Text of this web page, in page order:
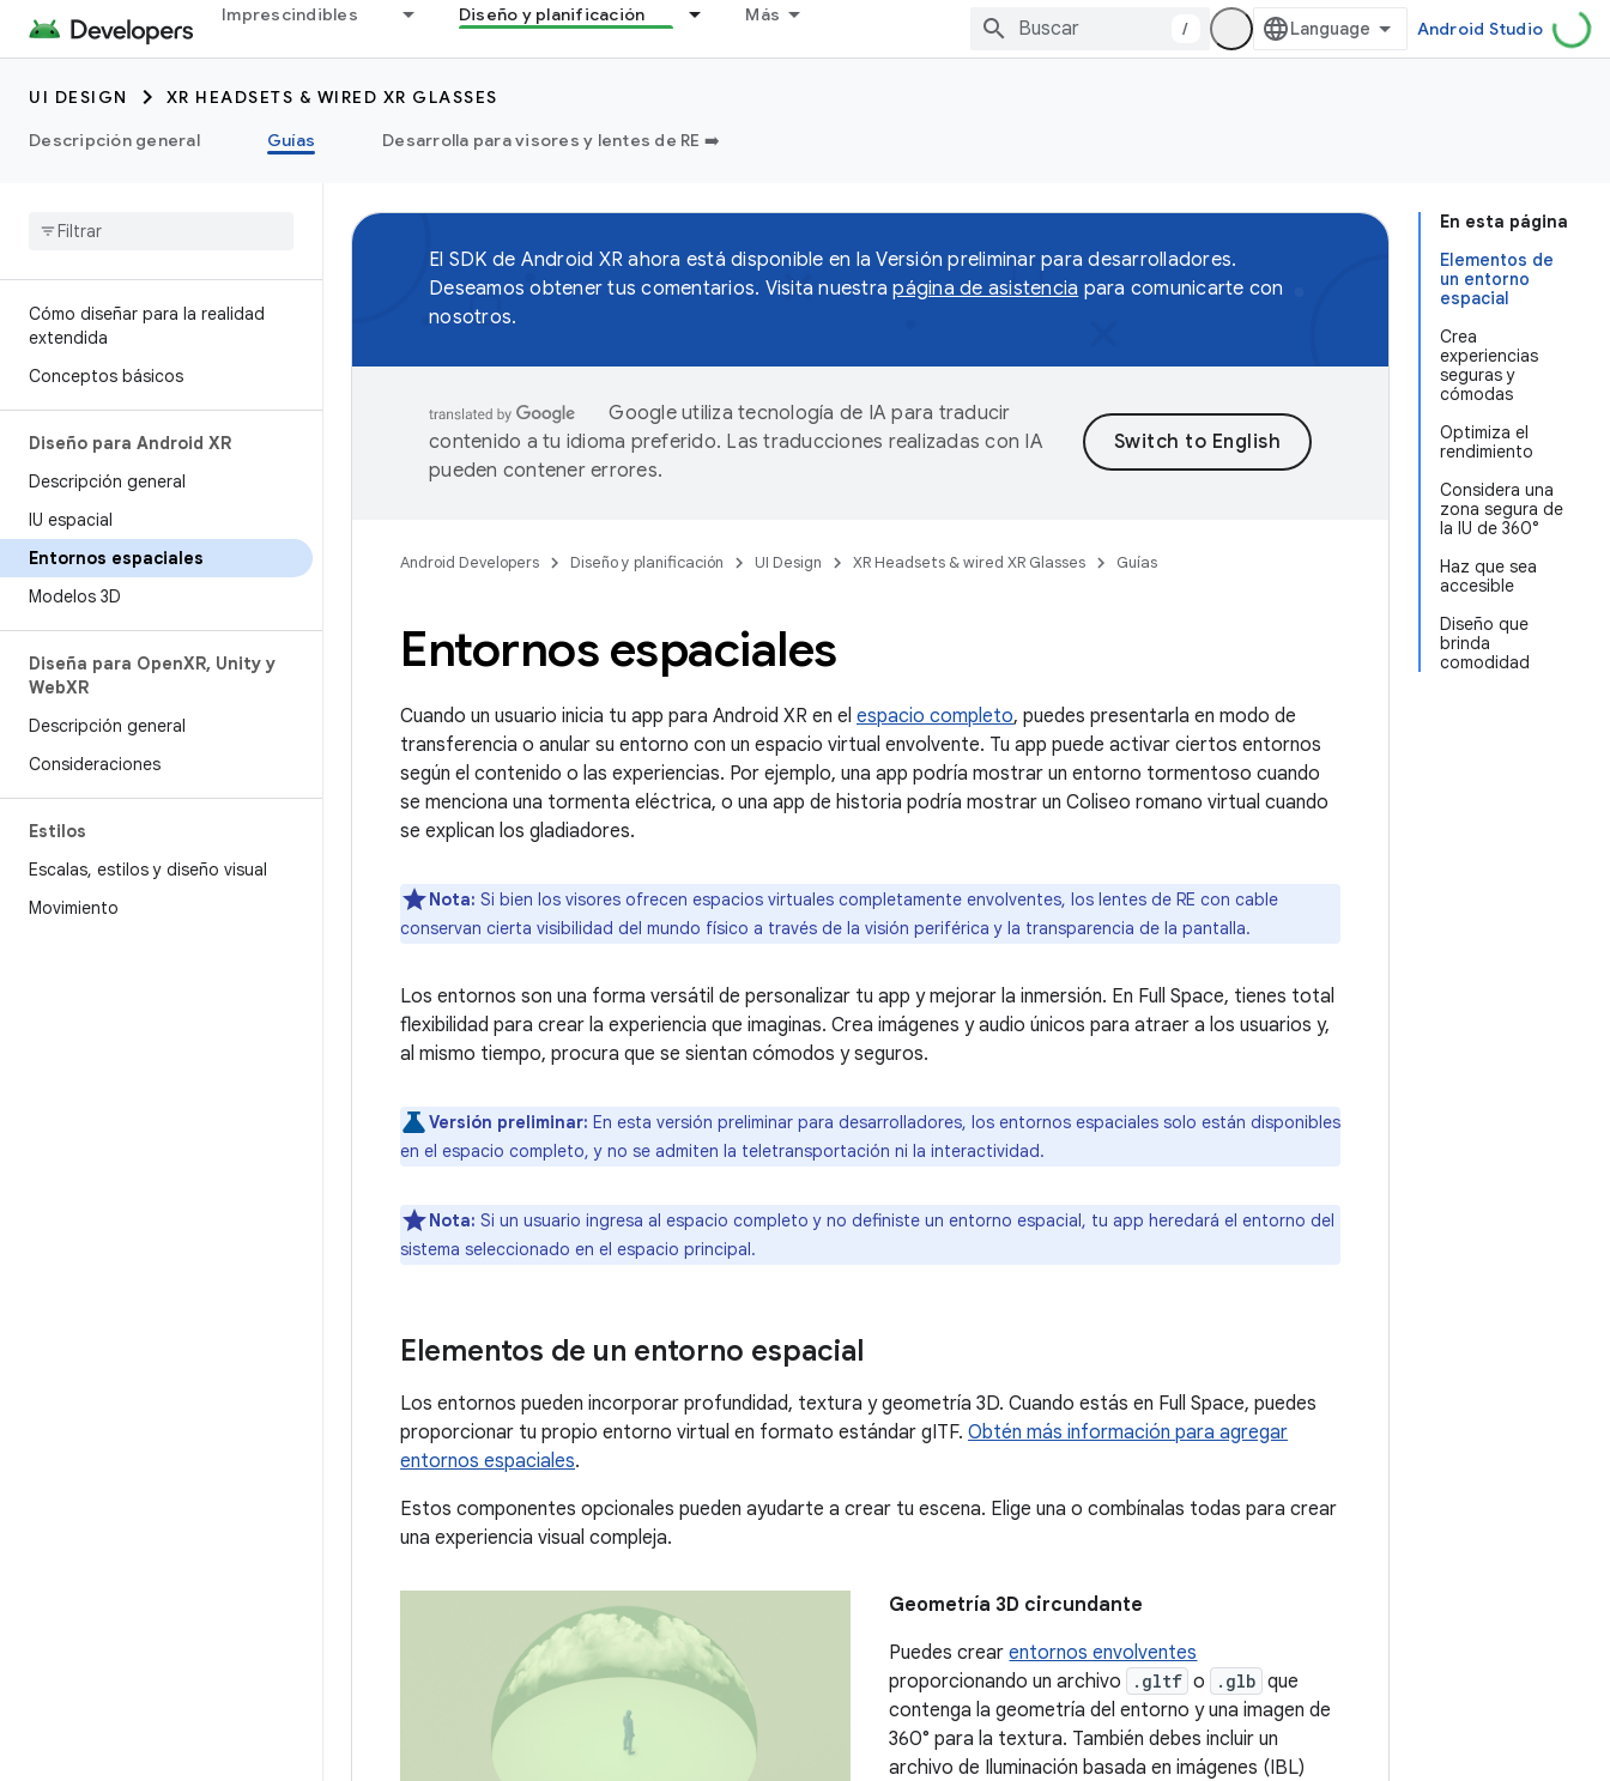
Imprescindibles Diseño y planificación Más
/ Android Studio
UI DESIGN
XR HEADSETS & WIRED XR GLASSES
Descripción general
Guías Desarrolla para visores y lentes de RE ➡️
Cómo diseñar para la realidad
extendida
Conceptos básicos
Diseño para Android XR
Descripción general
IU espacial
Entornos espaciales
Modelos 3D
Diseña para OpenXR, Unity y
WebXR
Descripción general
Consideraciones
Estilos
Escalas, estilos y diseño visual
Movimiento
En esta página
Elementos de
un entorno
espacial
Crea
experiencias
seguras y
cómodas
Optimiza el
rendimiento
Considera una
zona segura de
la IU de 360°
Haz que sea
accesible
Diseño que
brinda
comodidad
El SDK de Android XR ahora está disponible en la Versión preliminar para desarrolladores.
Deseamos obtener tus comentarios. Visita nuestrapágina de asistencia para comunicarte con
nosotros.
Google utiliza tecnología de IA para traducir
contenido a tu idioma preferido. Las traducciones realizadas con IA
pueden contener errores.
Android Developers Diseño y planificación UI Design XR Headsets & wired XR Glasses Guías
Entornos espaciales
Cuando un usuario inicia tu app para Android XR en el espacio completo, puedes presentarla en modo de
transferencia o anular su entorno con un espacio virtual envolvente. Tu app puede activar ciertos entornos
según el contenido o las experiencias. Por ejemplo, una app podría mostrar un entorno tormentoso cuando
se menciona una tormenta eléctrica, o una app de historia podría mostrar un Coliseo romano virtual cuando
se explican los gladiadores.
Nota: Si bien los visores ofrecen espacios virtuales completamente envolventes, los lentes de RE con cable
conservan cierta visibilidad del mundo físico a través de la visión periférica y la transparencia de la pantalla.
Los entornos son una forma versátil de personalizar tu app y mejorar la inmersión. En Full Space, tienes total
flexibilidad para crear la experiencia que imaginas. Crea imágenes y audio únicos para atraer a los usuarios y,
al mismo tiempo, procura que se sientan cómodos y seguros.
Versión preliminar: En esta versión preliminar para desarrolladores, los entornos espaciales solo están disponibles
en el espacio completo, y no se admiten la teletransportación ni la interactividad.
Nota: Si un usuario ingresa al espacio completo y no definiste un entorno espacial, tu app heredará el entorno del
sistema seleccionado en el espacio principal.
Elementos de un entorno espacial
Los entornos pueden incorporar profundidad, textura y geometría 3D. Cuando estás en Full Space, puedes
proporcionar tu propio entorno virtual en formato estándar gITF. Obtén más información para agregar
entornos espaciales.
Estos componentes opcionales pueden ayudarte a crear tu escena. Elige una o combínalas todas para crear
una experiencia visual compleja.
Geometría 3D circundante
Puedes crearentornos envolventes
proporcionando un archivo
.gltf o .glb que
contenga la geometría del entorno y una imagen de
360° para la textura. También debes incluir un
archivo de Iluminación basada en imágenes (IBL)